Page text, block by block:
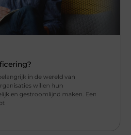
in de wereld van
willen hun
en gestroomlijnd maken. Een